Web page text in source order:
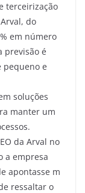
terceirização
do
em número
previsão é
pequeno e
soluções
manter um
da Arval no
a empresa
apontasse m
ressaltar o